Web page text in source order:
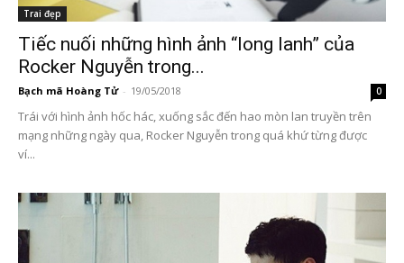
Trai đẹp
Tiếc nuối những hình ảnh “long lanh” của
Rocker Nguyễn trong...
Bạch mã Hoàng Tử - 19/05/2018 0
Trái với hình ảnh hốc hác, xuống sắc đến hao mòn lan truyền trên
mạng những ngày qua, Rocker Nguyễn trong quá khứ từng được
ví...